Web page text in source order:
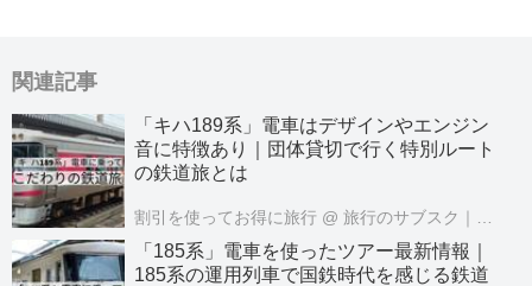
関連記事
「キハ189系」電車はデザインやエンジン
音に特徴あり｜団体貸切で行く特別ルート
の鉄道旅とは
割引を使ってお得に旅行 @ 旅行のサブスク｜クラブツーリズムPASS公式
「185系」電車を使ったツアー最新情報｜
185系の運用列車で国鉄時代を感じる鉄道